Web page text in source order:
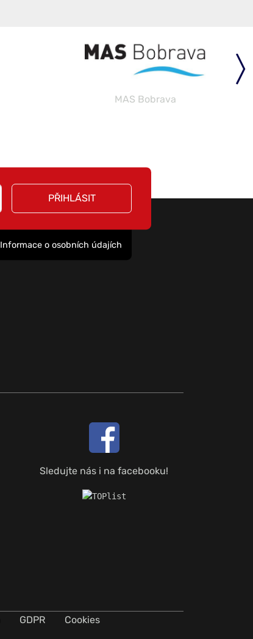
MAS Bobrava
PŘIHLÁSIT
Informace o osobních údajích
Sledujte nás i na facebooku!
GDPR Cookies